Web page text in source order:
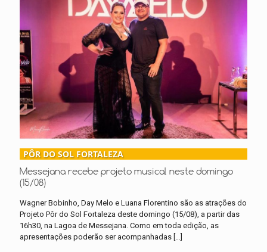
PÔR DO SOL FORTALEZA
Messejana recebe projeto musical neste domingo
(15/08)
Wagner Bobinho, Day Melo e Luana Florentino são as atrações do
Projeto Pôr do Sol Fortaleza deste domingo (15/08), a partir das
16h30, na Lagoa de Messejana. Como em toda edição, as
apresentações poderão ser acompanhadas […]